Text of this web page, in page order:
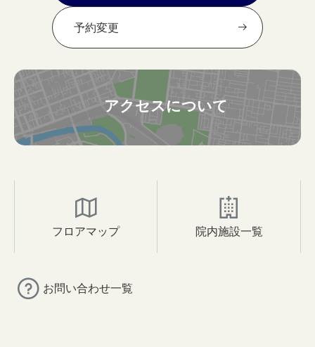
予約変更
アクセスについて
フロアマップ 院内施設一覧
お問い合わせ一覧